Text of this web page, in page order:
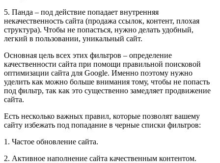
5. Панда – под действие попадает внутренняя
некачественность сайта (продажа ссылок, контент, плохая
структура). Чтобы не попасться, нужно делать удобный,
легкий в пользовании, уникальный сайт.
Основная цель всех этих фильтров – определение
качественности сайта при помощи правильной поисковой
оптимизации сайта для Google. Именно поэтому нужно
уделить как можно больше внимания тому, чтобы не попасть
под фильтр, так как это существенно замедляет продвижение
сайта.
Есть несколько важных правил, которые позволят вашему
сайту избежать под попадание в черные списки фильтров:
1. Частое обновление сайта.
2. Активное наполнение сайта качественным контентом.